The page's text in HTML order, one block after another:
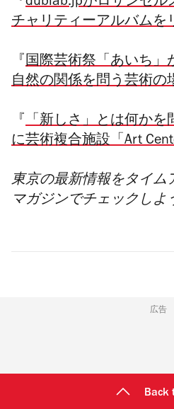
チャリティーアルバムを
『 国際芸術祭「あいち」
自然の関係を問う芸術の
『 「新しさ」とは何かを
に芸術複合施設「Art
東京の最新情報をタイム
マガジンでチェックしよ
広告
Back